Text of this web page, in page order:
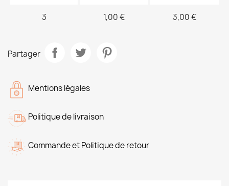
3 1,00 € 3,00 €
Partager
Mentions légales
Politique de livraison
Commande et Politique de retour